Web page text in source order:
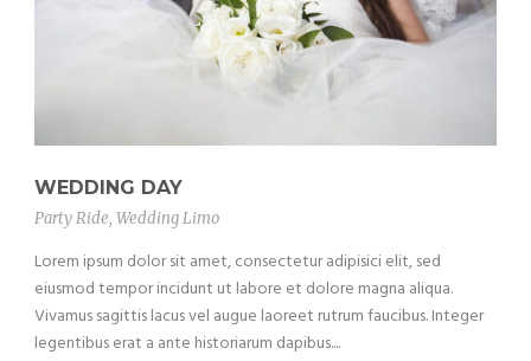
WEDDING DAY
Party Ride, Wedding Limo
Lorem ipsum dolor sit amet, consectetur adipisici elit, sed
eiusmod tempor incidunt ut labore et dolore magna aliqua.
Vivamus sagittis lacus vel augue laoreet rutrum faucibus. Integer
legentibus erat a ante historiarum dapibus....